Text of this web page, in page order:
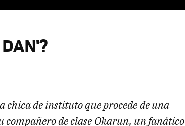
chica de instituto que procede de una
de clase Okarun, un fanático